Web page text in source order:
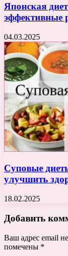
Японская
эффективные
04.03.2025
Суповые
улучшить
18.02.2025
Добавить
Ваш адрес email
помечены *